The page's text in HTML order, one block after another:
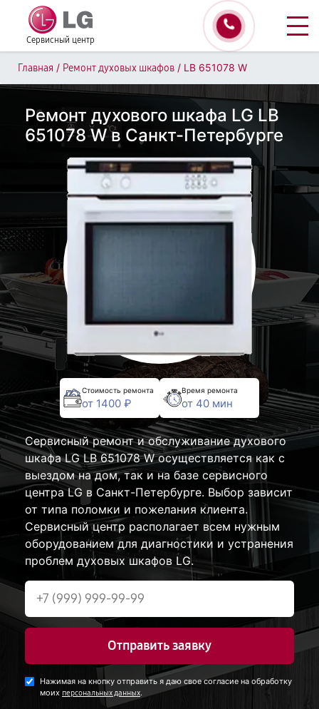
Сервисный центр
Главная / Ремонт духовых шкафов / LB 651078 W
Ремонт духового шкафа LG LB
651078 W в Санкт-Петербурге
Стоимость ремонта
от 1400 ₽
Время ремонта
от 40 мин
Сервисный ремонт и обслуживание духового
шкафа LG LB 651078 W осуществляется как с
выездом на дом, так и на базе сервисного
центра LG в Санкт-Петербурге. Выбор зависит
от типа поломки и пожелания клиента.
Сервисный центр располагает всем нужным
оборудованием для диагностики и устранения
проблем духовых шкафов LG.
Отправить заявку
Нажимая на кнопку отправить я даю свое согласие на обработку
моих персональных данных.